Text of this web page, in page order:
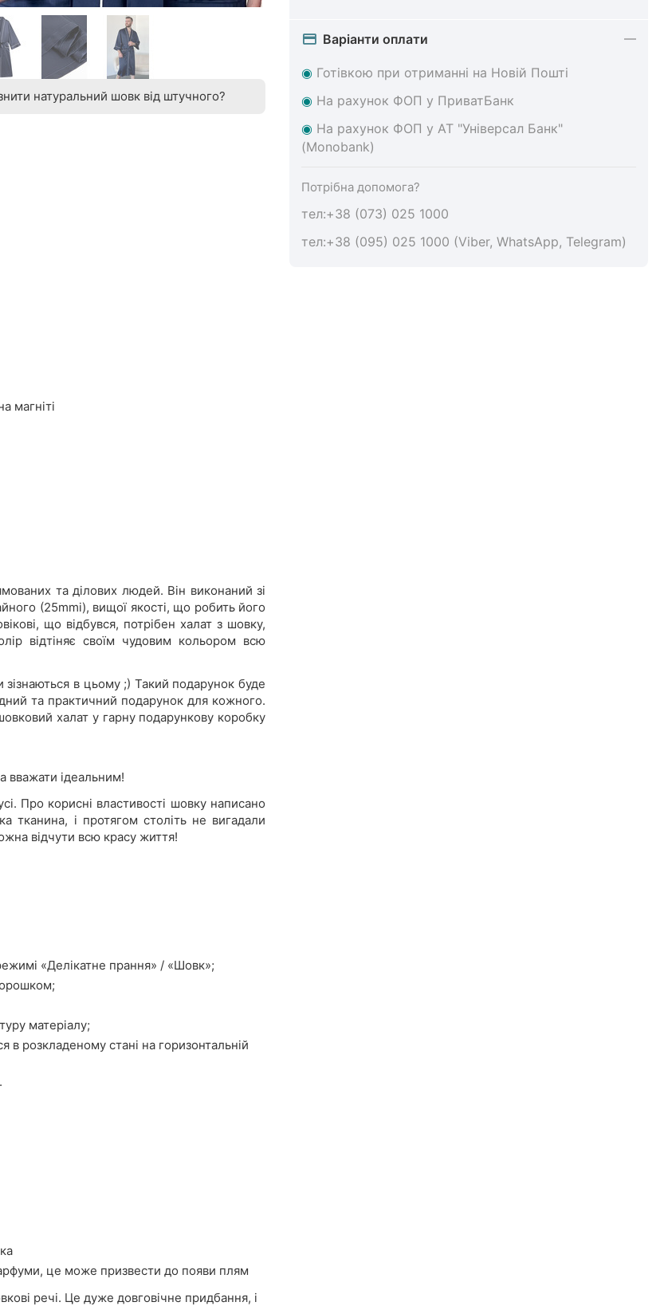
Варіанти оплати
◉ Готівкою при отриманні на Новій Пошті
◉ На рахунок ФОП у ПриватБанк
◉ На рахунок ФОП у АТ "Універсал Банк"
(Monobank)
Потрібна допомога?
тел:+38 (073) 025 1000
тел:+38 (095) 025 1000 (Viber, WhatsApp, Telegram)
натуральний шовк від штучного?
магніті
та ділових людей. Він виконаний зі
(25mmi), вищої якості, що робить його
що відбувся, потрібен халат з шовку,
відтіняє своїм чудовим кольором всю
в цьому ;) Такий подарунок буде
та практичний подарунок для кожного.
халат у гарну подарункову коробку
вважати ідеальним!
Про корисні властивості шовку написано
тканина, і протягом століть не вигадали
відчути всю красу життя!
«Делікатне прання» / «Шовк»;
матеріалу;
розкладеному стані на горизонтальній
це може призвести до появи плям
речі. Це дуже довговічне придбання, і